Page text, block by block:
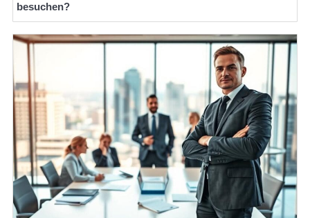
besuchen?